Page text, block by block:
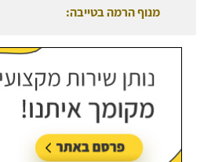
מנוף הרמה בטייבה: